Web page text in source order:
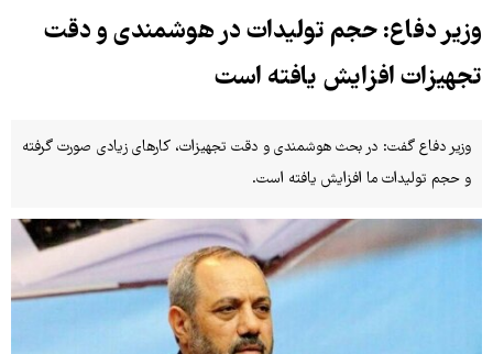
وزیر دفاع: حجم تولیدات در هوشمندی و دقت
تجهیزات افزایش یافته است
وزیر دفاع گفت: در بحث هوشمندی و دقت تجهیزات، کارهای زیادی صورت گرفته
و حجم تولیدات ما افزایش یافته است.